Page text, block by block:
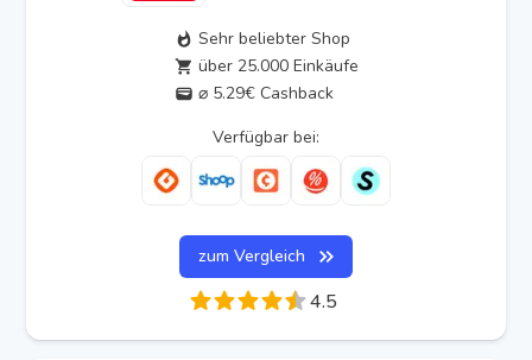
Sehr beliebter Shop
über 25.000 Einkäufe
⌀ 5.29€ Cashback
Verfügbar bei:
zum Vergleich
4.5